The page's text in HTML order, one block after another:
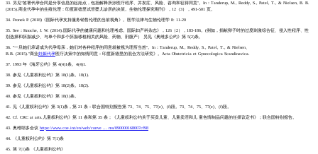
33. 另见"签署代孕合同是分享信息的起始点，包括解释所涉医疗程序、并发症、风险、咨询和征得同意"。In：Tanderup, M., Reddy, S., Patel, T., & Nielsen, B. B.
(2015).商业代孕中的生殖伦理：印度新德里试管婴儿诊所的决策。生物伦理探究期刊》，12（3），491-501 页。
34. Fronek P. (2018)《国际代孕支持服务销售伦理的当前视角》。医学法律与生物伦理学 8: 11-20
35. See：Knoche, J. W. (2014).国际代孕的健康问题和伦理考虑。国际妇产科杂志》，126（2），183-186。(例如，捐献卵子时的过度刺激综合征、侵入性程序、性
别选择和胚胎减少、与单个和多个胚胎移植相关的风险、药物、剖腹产） 另见《奥维多公约》第 5(2)条。
36. "一旦她们承诺成为代孕母亲，她们对各种程序的同意就被视为理所当然"。In：Tanderup, M., Reddy, S., Patel, T., & Nielsen、
B.B. (2015)."商业妊娠代孕医疗决策中的知情同意：印度新德里的混合方法研究》。Acta Obstetricia et Gynecologica Scandinavica.
37. 1993 年《海牙公约》第 4(4)1条。4(4)1.
38. 参见《儿童权利公约》第 18(1)条。18(1).
39. 参见《儿童权利公约》第 18(2)条。18(2).
40. 参见《儿童权利公约》第 18(1)条。
41. 见《儿童权利公约》第 3(1)条，第 21 条：联合国特别报告第 73、74、75、77(e)、(f)段。73、74、75、77(e)、(f)段。
42. Cf. CRC at arts.儿童权利公约》第 11 条和第 35 条；《儿童权利公约关于买卖儿童、儿童卖淫和儿 童色情制品问题的任择议定书》；联合国特别报告。
43. 奥维耶多会议 https://www.coe.int/en/web/conve ... ms/090000168007cf98
44. 《儿童权利公约》第 7(1)条
45. 第 7(1)条 《儿童权利公约》